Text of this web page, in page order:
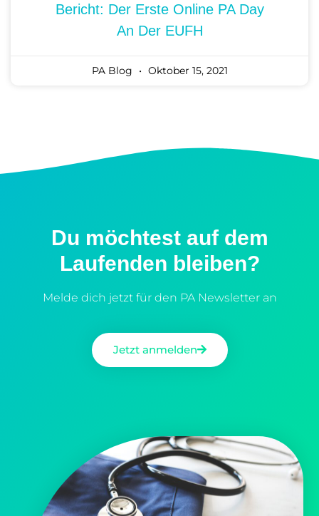
Bericht: Der Erste Online PA Day
An Der EUFH
PA Blog Oktober 15, 2021
Du möchtest auf dem
Laufenden bleiben?
Melde dich jetzt für den PA Newsletter an
Jetzt anmelden